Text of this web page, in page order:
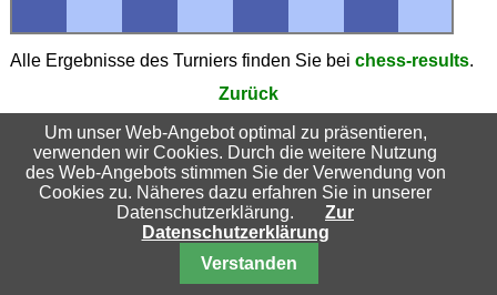
Alle Ergebnisse des Turniers finden Sie bei chess-results.
Zurück
Suchbegriffe
Um unser Web-Angebot optimal zu präsentieren,
verwenden wir Cookies. Durch die weitere Nutzung
des Web-Angebots stimmen Sie der Verwendung von
Cookies zu. Näheres dazu erfahren Sie in unserer
Datenschutzerklärung.
Zur
Datenschutzerklärung
Verstanden